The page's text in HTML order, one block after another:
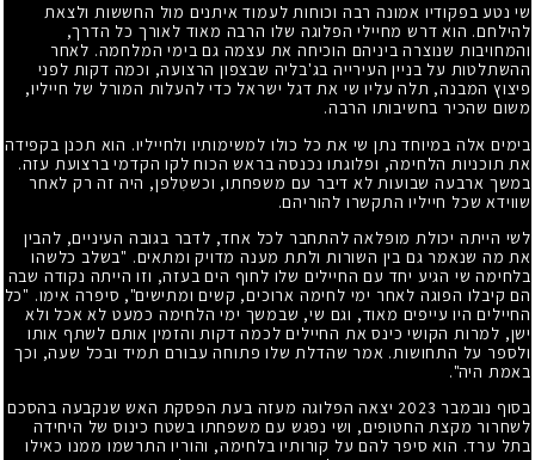
שי נטע בפקודיו אמונה רבה וכוחות לעמוד איתנים מול החששות ולצאת
להילחם. הוא דרש מחיילי הפלוגה שלו הרבה מאוד לאורך כל הדרך,
והמחויבות שנוצרה ביניהם הוכיחה את עצמה גם בימי המלחמה. לאחר
ההשתלטות על בניין העירייה בג'בליה שבצפון הרצועה, וכמה דקות לפני
פיצוץ המבנה, תלה עליו שי את דגל ישראל כדי להעלות המורל של חייליו,
משום שהכיר בחשיבותו הרבה.
בימים אלה במיוחד נתן שי את כל כולו למשימותיו ולחייליו. הוא תכנן בקפידה
את תוכניות הלחימה, ופלוגתו נכנסה בראש הכוח לקו הקדמי ברצועת עזה.
במשך ארבעה שבועות לא דיבר עם משפחתו, וכשטִלפן, היה זה רק לאחר
שווידא שכל חייליו התקשרו להוריהם.
לשי הייתה יכולת מופלאה להתחבר לכל אחד, לדבר בגובה העיניים, להבין
את מה שנאמר גם בין השורות ולתת מענה מדויק ומתאים. "בשלב כלשהו
בלחימה שי הגיע יחד עם החיילים שלו לחוף הים בעזה, וזו הייתה נקודה שבה
הם קיבלו הפוגה לאחר ימי לחימה ארוכים, קשים ומתישים", סיפרה אימו. "כל
החיילים היו עייפים מאוד, וגם שי, שבמשך ימי הלחימה כמעט לא אכל ולא
ישן, למרות הקושי כינס את החיילים לכמה דקות והזמין אותם לשתף אותו
ולספר על התחושות. אמר שהדלת שלו פתוחה עבורם תמיד ובכל שעה, וכך
באמת היה".
בסוף נובמבר 2023 יצאה הפלוגה מעזה בעת הפסקת האש שנקבעה בהסכם
לשחרור מקצת החטופים, ושי נפגש עם משפחתו בשטח כינוס של היחידה
בתל ערד. הוא סיפר להם על קורותיו בלחימה, והוריו התרשמו ממנו כאילו